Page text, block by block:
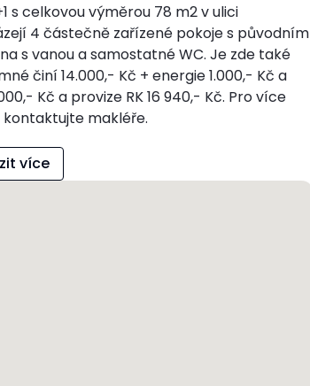
s celkovou výměrou 78 m2 v ulici
4 částečně zařízené pokoje s původním
s vanou a samostatné WC. Je zde také
činí 14.000,- Kč + energie 1.000,- Kč a
Kč a provize RK 16 940,- Kč. Pro více
makléře.
více